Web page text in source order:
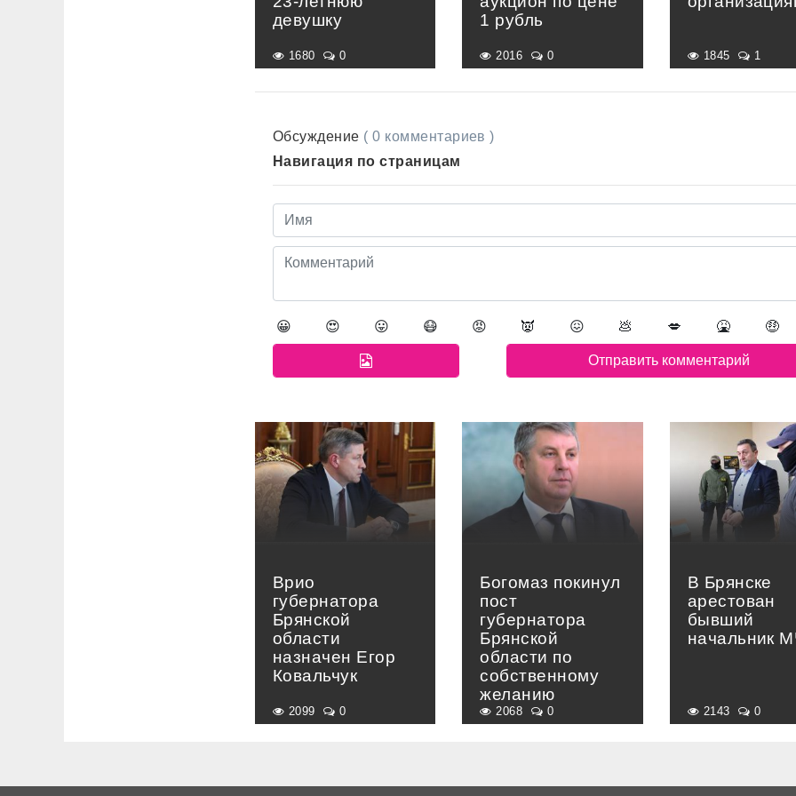
девушку
1680 0
1 рубль
2016 0 1845 1
Обсуждение ( 0 комментариев )
Навигация по страницам
😀 😍 😛 😷 😡 👿 😖 💩 💋 🤮 🤑
Врио
губернатора
Брянской
области
назначен Егор
Ковальчук
2099 0
Богомаз покинул
пост
губернатора
Брянской
области по
собственному
желанию
2068 0
В Брянске
арестован
бывший
начальник
2143 0